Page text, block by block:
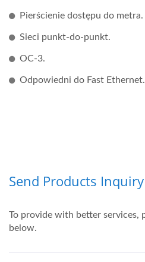
Pierścienie dostępu do metra.
Sieci punkt-do-punkt.
OC-3.
Odpowiedni do Fast Ethernet.